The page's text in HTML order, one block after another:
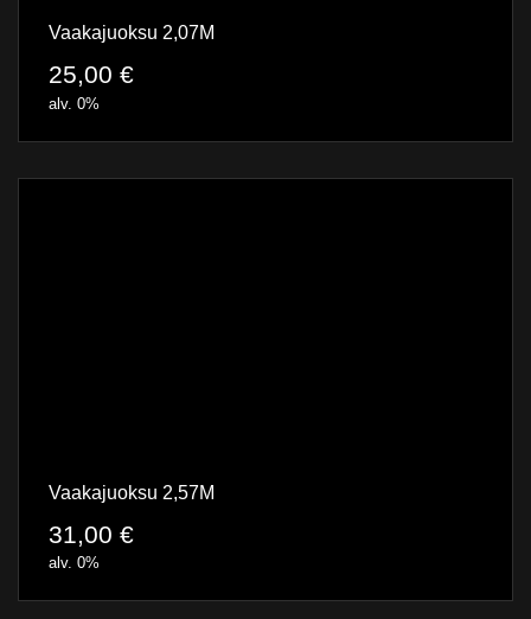
Vaakajuoksu 2,07M
25,00 €
alv. 0%
Vaakajuoksu 2,57M
31,00 €
alv. 0%